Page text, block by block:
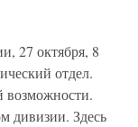
27 октября, 8
отдел.
дивизии. Здесь